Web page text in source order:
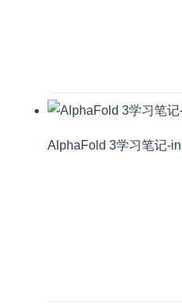
AlphaFold 3学习笔记-